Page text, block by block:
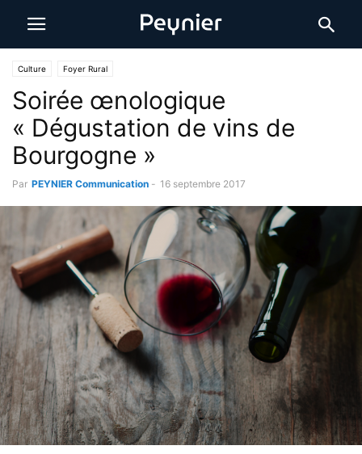
Culture Foyer Rural
Soirée œnologique
« Dégustation de vins de
Bourgogne »
Par PEYNIER Communication - 16 septembre 2017